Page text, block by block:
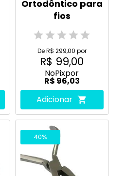
Ortodôntico para
fios
De R$ 299,00 por
R$ 99,00
NoPixpor
R$ 96,03
Adicionar
40%